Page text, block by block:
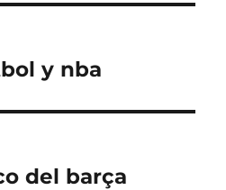
y nba
del barça